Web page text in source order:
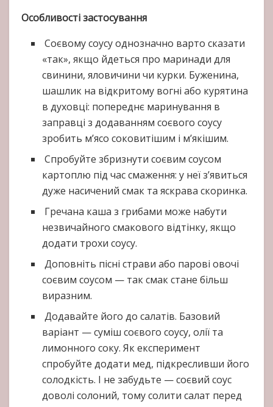
Особливості застосування
Соєвому соусу однозначно варто сказати
«так», якщо йдеться про маринади для
свинини, яловичини чи курки. Буженина,
шашлик на відкритому вогні або курятина
в духовці: попереднє маринування в
заправці з додаванням соєвого соусу
зробить м’ясо соковитішим і м’якішим.
Спробуйте збризнути соєвим соусом
картоплю під час смаження: у неї з’явиться
дуже насичений смак та яскрава скоринка.
Гречана каша з грибами може набути
незвичайного смакового відтінку, якщо
додати трохи соусу.
Доповніть пісні страви або парові овочі
соєвим соусом — так смак стане більш
виразним.
Додавайте його до салатів. Базовий
варіант — суміш соєвого соусу, олії та
лимонного соку. Як експеримент
спробуйте додати мед, підкресливши його
солодкість. І не забудьте — соєвий соус
доволі солоний, тому солити салат перед